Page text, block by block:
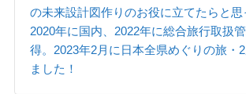
の未来設計図作りのお役に立てたらと思
2020年に国内、2022年に総合旅行取扱
得。2023年2月に日本全県めぐりの旅・
ました！